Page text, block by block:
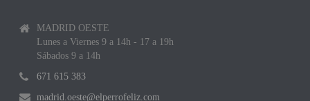
MADRID OESTE
Lunes a Viernes 9 a 14h - 17 a 19h
Sábados 9 a 14h
671 615 383
madrid.oeste@elperrofeliz.com